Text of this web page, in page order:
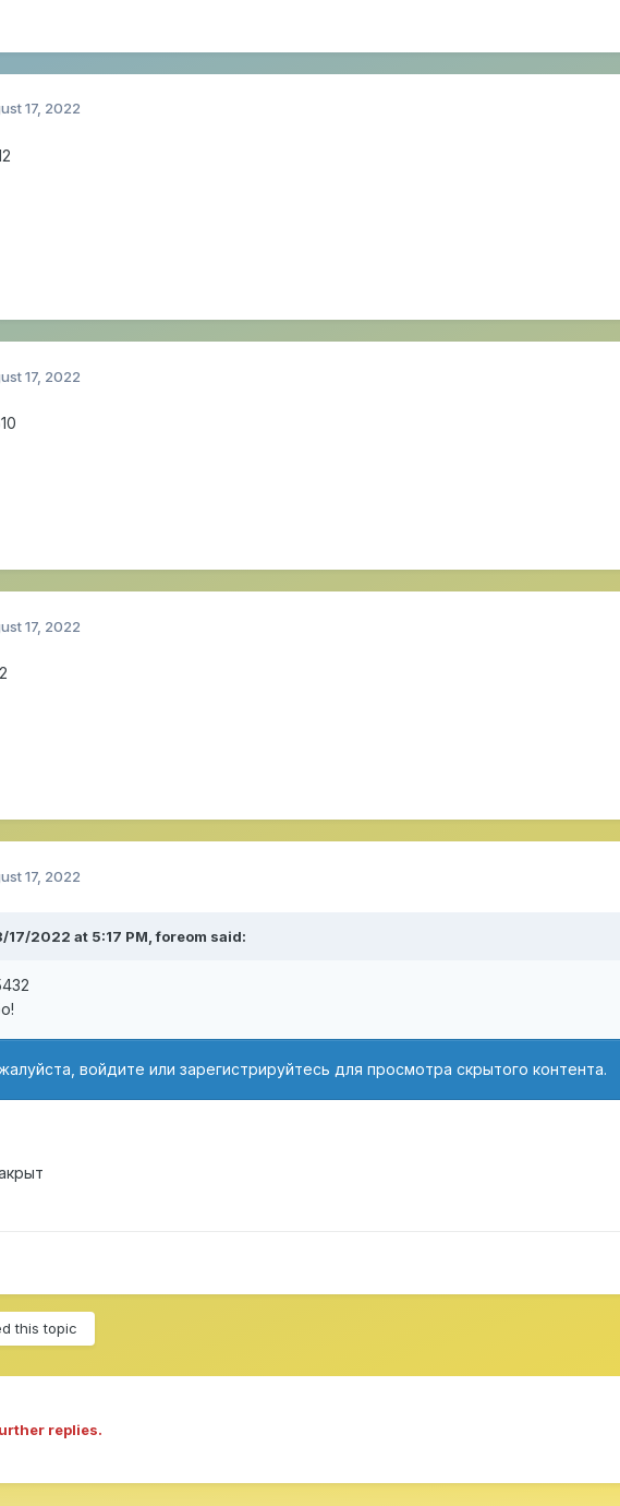
17, 2022
17, 2022
17, 2022
17, 2022
17/2022 at 5:17 PM,foreom said:
войдите или зарегистрируйтесь для просмотра скрытого контента.
this topic
replies.